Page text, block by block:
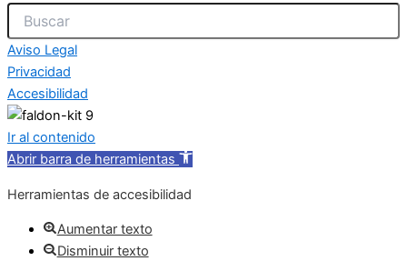
Aviso Legal
Privacidad
Accesibilidad
Ir al contenido
Abrir barra de herramientas
Herramientas de accesibilidad
Aumentar texto
Disminuir texto